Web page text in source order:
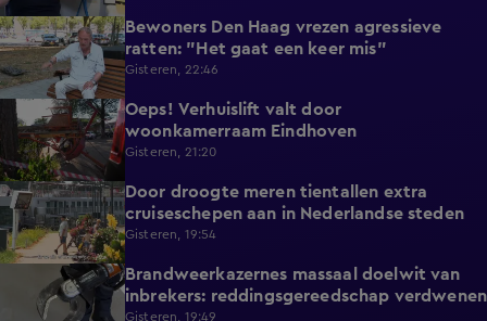
1:54
Bewoners Den Haag vrezen agressieve
ratten: "Het gaat een keer mis"
Gisteren, 22:46
0:58
Oeps! Verhuislift valt door
woonkamerraam Eindhoven
Gisteren, 21:20
2:11
Door droogte meren tientallen extra
cruiseschepen aan in Nederlandse steden
Gisteren, 19:54
Brandweerkazernes massaal doelwit van
inbrekers: reddingsgereedschap verdwenen
Gisteren, 19:49